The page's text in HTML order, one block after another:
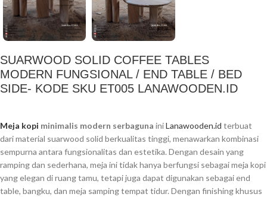
SUARWOOD SOLID COFFEE TABLES
MODERN FUNGSIONAL / END TABLE / BED
SIDE- KODE SKU ET005 LANAWOODEN.ID
Meja kopi minimalis modern serbaguna iniLanawooden.id terbuat
dari material suarwood solid berkualitas tinggi, menawarkan kombinasi
sempurna antara fungsionalitas dan estetika. Dengan desain yang
ramping dan sederhana, meja ini tidak hanya berfungsi sebagai meja kopi
yang elegan di ruang tamu, tetapi juga dapat digunakan sebagai end
table, bangku, dan meja samping tempat tidur. Dengan finishing khusus